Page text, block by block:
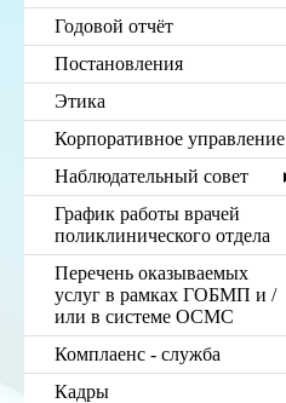
Годовой отчёт
Постановления
Этика
Корпоративное управление
Наблюдательный совет
График работы врачей
поликлинического отдела
Перечень оказываемых
услуг в рамках ГОБМП и /
или в системе ОСМС
Комплаенс - служба
Кадры